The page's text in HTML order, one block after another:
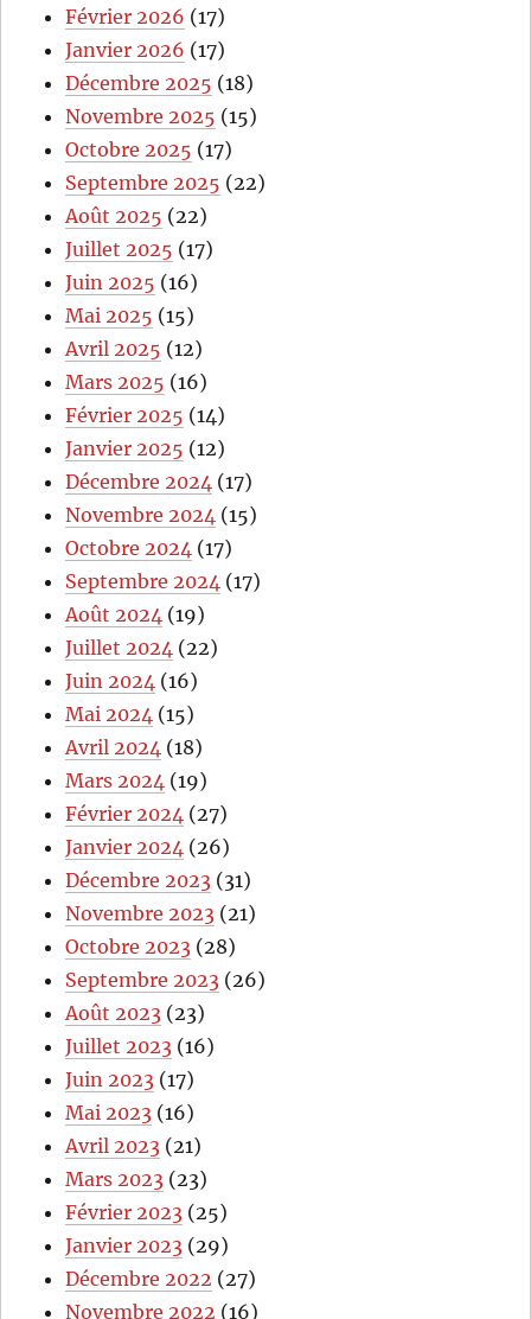
Février 2026 (17)
Janvier 2026 (17)
Décembre 2025 (18)
Novembre 2025 (15)
Octobre 2025 (17)
Septembre 2025 (22)
Août 2025 (22)
Juillet 2025 (17)
Juin 2025 (16)
Mai 2025 (15)
Avril 2025 (12)
Mars 2025 (16)
Février 2025 (14)
Janvier 2025 (12)
Décembre 2024 (17)
Novembre 2024 (15)
Octobre 2024 (17)
Septembre 2024 (17)
Août 2024 (19)
Juillet 2024 (22)
Juin 2024 (16)
Mai 2024 (15)
Avril 2024 (18)
Mars 2024 (19)
Février 2024 (27)
Janvier 2024 (26)
Décembre 2023 (31)
Novembre 2023 (21)
Octobre 2023 (28)
Septembre 2023 (26)
Août 2023 (23)
Juillet 2023 (16)
Juin 2023 (17)
Mai 2023 (16)
Avril 2023 (21)
Mars 2023 (23)
Février 2023 (25)
Janvier 2023 (29)
Décembre 2022 (27)
Novembre 2022 (16)